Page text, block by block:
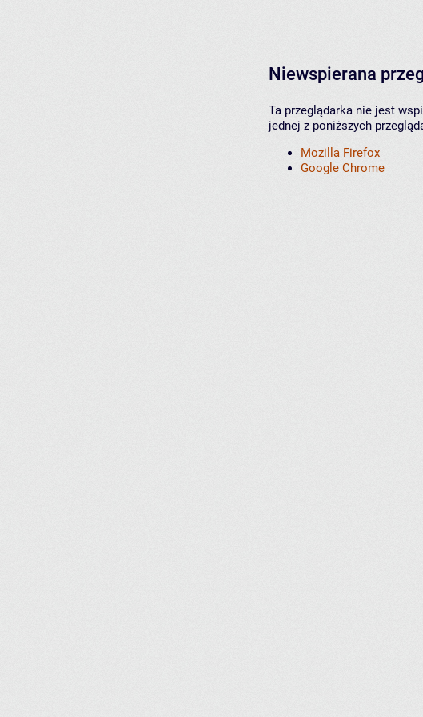
Niewspierana
Ta przeglądarka nie jest
jednej z poniższych
Mozilla Firefox
Google Chrome